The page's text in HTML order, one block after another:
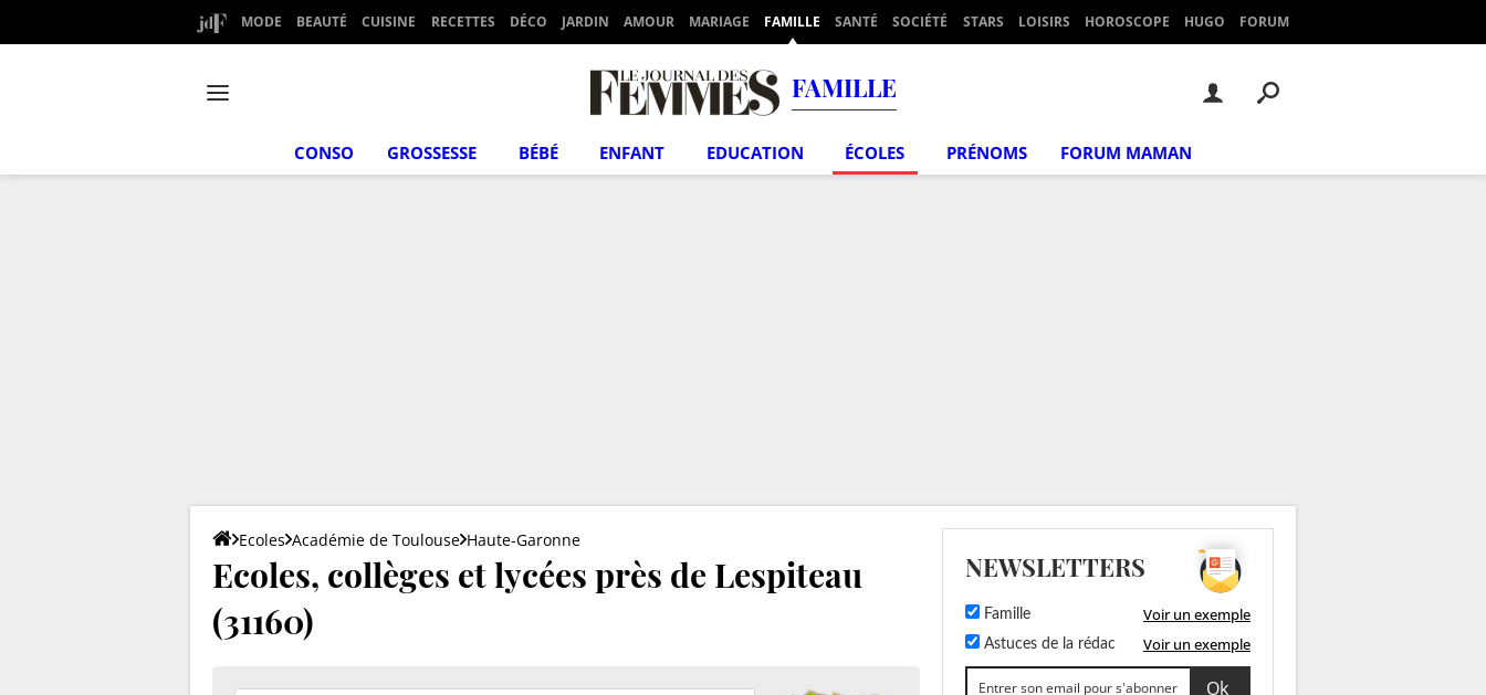
MODE BEAUTÉ CUISINE RECETTES DÉCO JARDIN AMOUR MARIAGE FAMILLE SANTÉ SOCIÉTÉ STARS LOISIRS HOROSCOPE HUGO FORUM
FAMILLE
CONSO GROSSESSE BÉBÉ ENFANT EDUCATION ÉCOLES PRÉNOMS FORUM MAMAN
Ecoles Académie de Toulouse Haute-Garonne
Ecoles, collèges et lycées près de Lespiteau
(31160)
NEWSLETTERS
Famille Voir un exemple
Astuces de la rédac Voir un exemple